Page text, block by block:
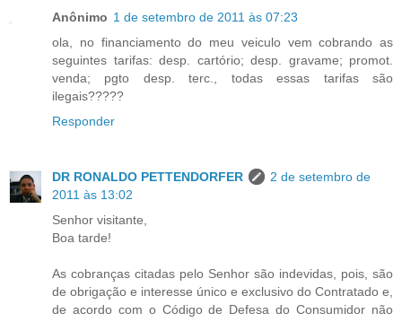
Anônimo 1 de setembro de 2011 às 07:23
ola, no financiamento do meu veiculo vem cobrando as
seguintes tarifas: desp. cartório; desp. gravame; promot.
venda; pgto desp. terc., todas essas tarifas são
ilegais?????
Responder
DR RONALDO PETTENDORFER
2 de setembro de
2011 às 13:02
Senhor visitante,
Boa tarde!
As cobranças citadas pelo Senhor são indevidas, pois, são
de obrigação e interesse único e exclusivo do Contratado e,
de acordo com o Código de Defesa do Consumidor não